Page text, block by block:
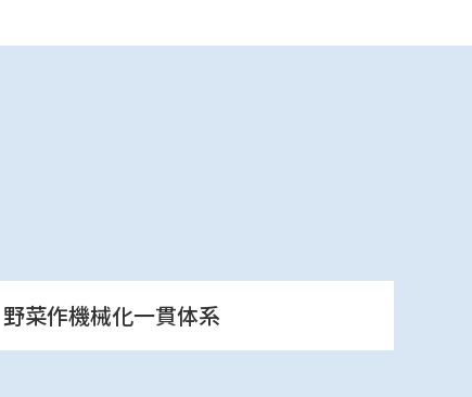
野菜作機械化一貫体系